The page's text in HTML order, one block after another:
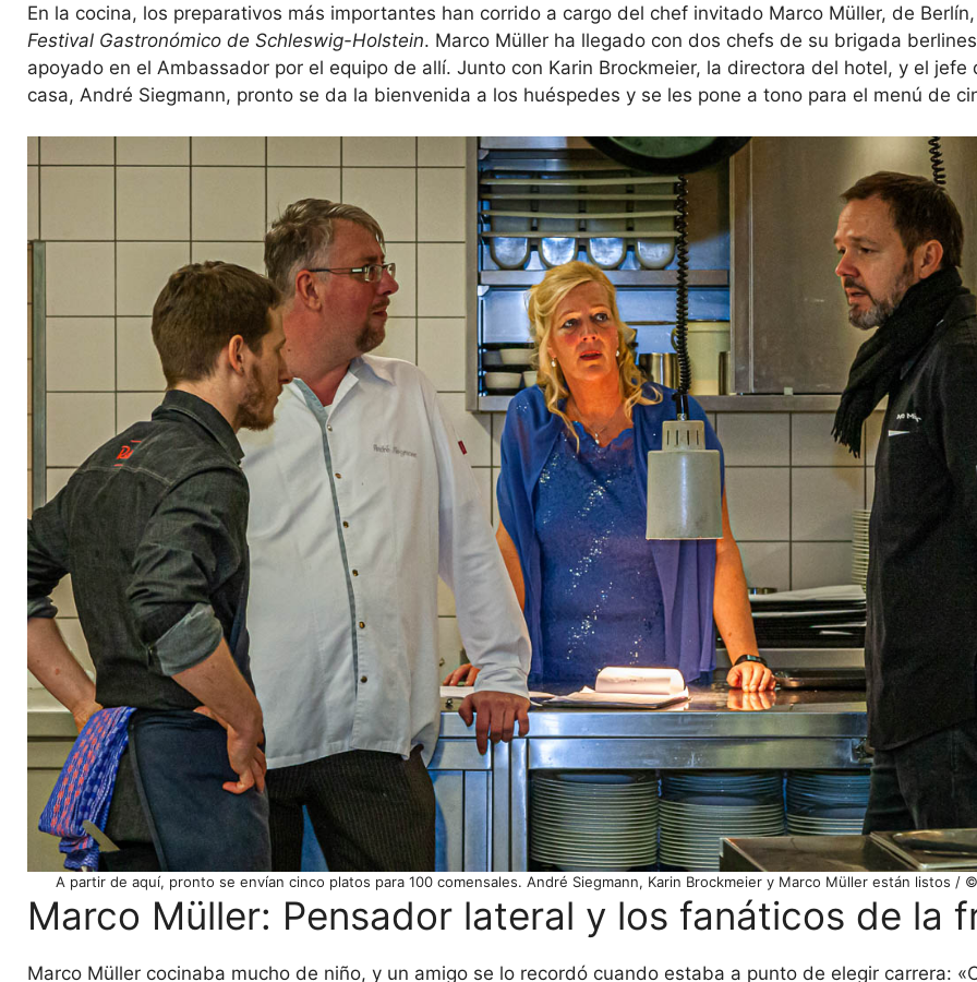
En la cocina, los preparativos más importantes han corrido a cargo del chef invitado Marco Müller, de
Festival Gastronómico de Schleswig-Holstein. Marco Müller ha llegado con dos chefs de su brigada
apoyado en el Ambassador por el equipo de allí. Junto con Karin Brockmeier, la directora del hotel, y el jefe
casa, André Siegmann, pronto se da la bienvenida a los huéspedes y se les pone a tono para el menú de
A partir de aquí, pronto se envían cinco platos para 100 comensales. André Siegmann, Karin Brockmeier y Marco Müller están listos /
Marco Müller: Pensador lateral y los fanáticos de la
Marco Müller cocinaba mucho de niño, y un amigo se lo recordó cuando estaba a punto de elegir carrera: